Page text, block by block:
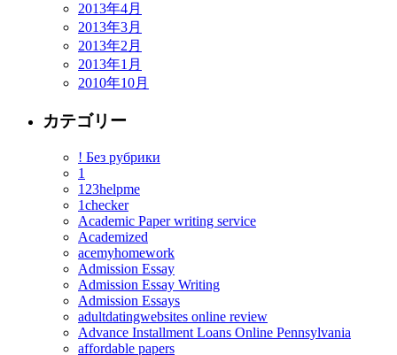
2013年4月
2013年3月
2013年2月
2013年1月
2010年10月
カテゴリー
! Без рубрики
1
123helpme
1checker
Academic Paper writing service
Academized
acemyhomework
Admission Essay
Admission Essay Writing
Admission Essays
adultdatingwebsites online review
Advance Installment Loans Online Pennsylvania
affordable papers